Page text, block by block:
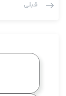
شد، این در
این بود که
دادیم که از بحث
پرسش: چرا با
قبلی